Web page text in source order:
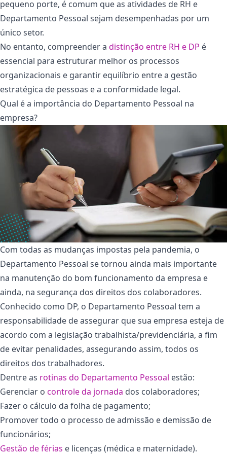
pequeno porte, é comum que as atividades de RH e
Departamento Pessoal sejam desempenhadas por um
único setor.
No entanto, compreender a distinção entre RH e DP é
essencial para estruturar melhor os processos
organizacionais e garantir equilíbrio entre a gestão
estratégica de pessoas e a conformidade legal.
Qual é a importância do Departamento Pessoal na
empresa?
Com todas as mudanças impostas pela pandemia, o
Departamento Pessoal se tornou ainda mais importante
na manutenção do bom funcionamento da empresa e
ainda, na segurança dos direitos dos colaboradores.
Conhecido como DP, o Departamento Pessoal tem a
responsabilidade de assegurar que sua empresa esteja de
acordo com a legislação trabalhista/previdenciária, a fim
de evitar penalidades, assegurando assim, todos os
direitos dos trabalhadores.
Dentre as rotinas do Departamento Pessoal estão:
Gerenciar o controle da jornada dos colaboradores;
Fazer o cálculo da folha de pagamento;
Promover todo o processo de admissão e demissão de
funcionários;
Gestão de férias e licenças (médica e maternidade).